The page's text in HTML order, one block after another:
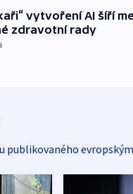
vytvoření AI šíří
zdravotní rady
publikovaného